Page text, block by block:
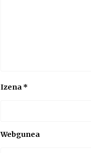
Izena *
Webgunea